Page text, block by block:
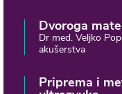
Dvoroga
Dr med. Veljko
akušerstva
Priprema i